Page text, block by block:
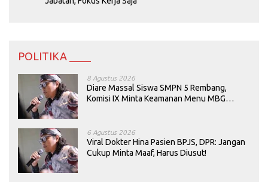
POLITIKA ____
8 Agustus 2026
Diare Massal Siswa SMPN 5 Rembang,
Komisi IX Minta Keamanan Menu MBG
6 Agustus 2026
Viral Dokter Hina Pasien BPJS, DPR: Jangan
Cukup Minta Maaf, Harus Diusut!